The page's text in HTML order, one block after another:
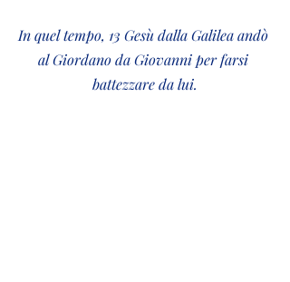
In quel tempo, 13 Gesù dalla Galilea andò
al Giordano da Giovanni per farsi
battezzare da lui.